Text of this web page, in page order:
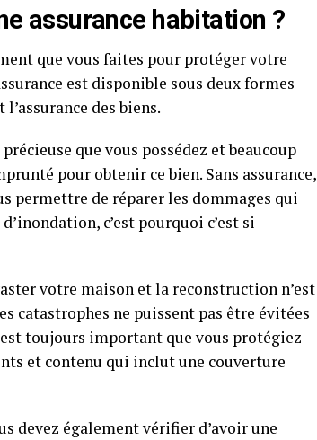
assurance habitation ?
que vous faites pour protéger votre
est disponible sous deux formes
des biens.
que vous possédez et beaucoup
pour obtenir ce bien. Sans assurance,
permettre de réparer les dommages qui
c’est pourquoi c’est si
votre maison et la reconstruction n’est
catastrophes ne puissent pas être évitées
toujours important que vous protégiez
et contenu qui inclut une couverture
devez également vérifier d’avoir une